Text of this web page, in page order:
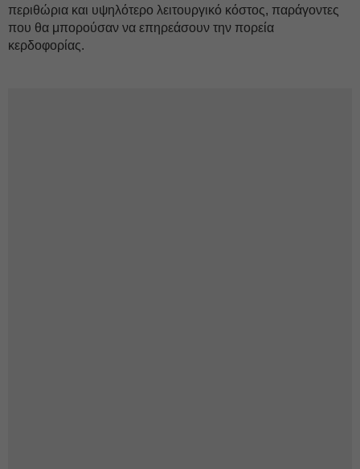
περιθώρια και υψηλότερο λειτουργικό κόστος, παράγοντες
που θα μπορούσαν να επηρεάσουν την πορεία
κερδοφορίας.